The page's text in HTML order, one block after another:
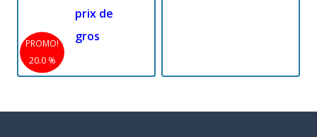
PROMO!
20.0 %
prix de
gros